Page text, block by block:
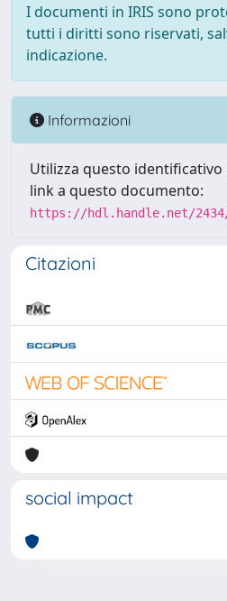
I documenti in IRIS sono
tutti i diritti sono riservati,
indicazione.
Informazioni
Utilizza questo
link a questo documento:
https://hdl.handle.net/2434/
Citazioni
social impact